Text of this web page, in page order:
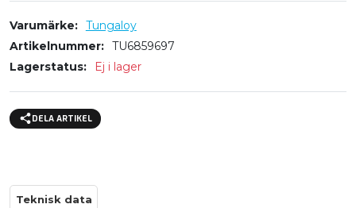
Varumärke
Tungaloy
Artikelnummer
TU6859697
Lagerstatus
Ej i lager
DELA ARTIKEL
Teknisk data